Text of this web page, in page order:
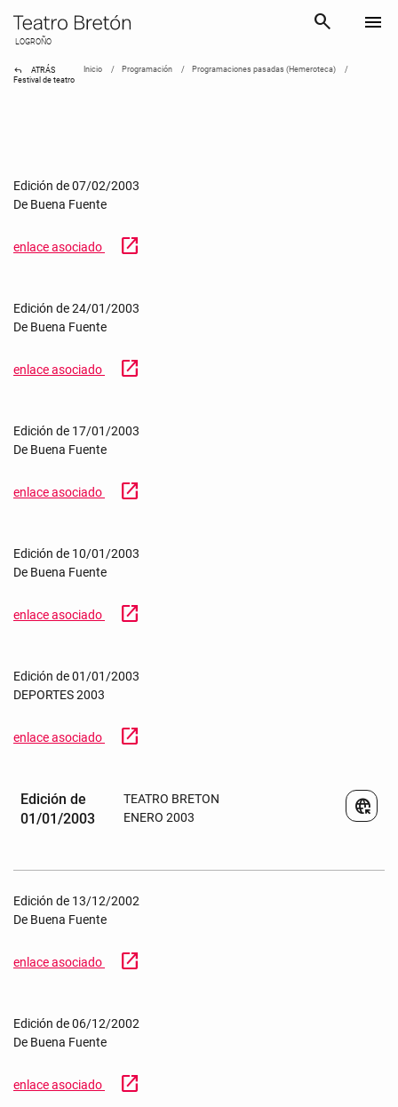
LOGROÑO
search menu
reply ATRÁS Inicio Programación
Programaciones pasadas (Hemeroteca)
Festival de teatro
Edición de 07/02/2003
De Buena Fuente
enlace asociado open_in_new
Edición de 24/01/2003
De Buena Fuente
enlace asociado open_in_new
Edición de 17/01/2003
De Buena Fuente
enlace asociado open_in_new
Edición de 10/01/2003
De Buena Fuente
enlace asociado open_in_new
Edición de 01/01/2003
DEPORTES 2003
enlace asociado open_in_new
Edición de
01/01/2003
TEATRO BRETON
ENERO 2003
captive_portal
Edición de 13/12/2002
De Buena Fuente
enlace asociado open_in_new
Edición de 06/12/2002
De Buena Fuente
enlace asociado open_in_new